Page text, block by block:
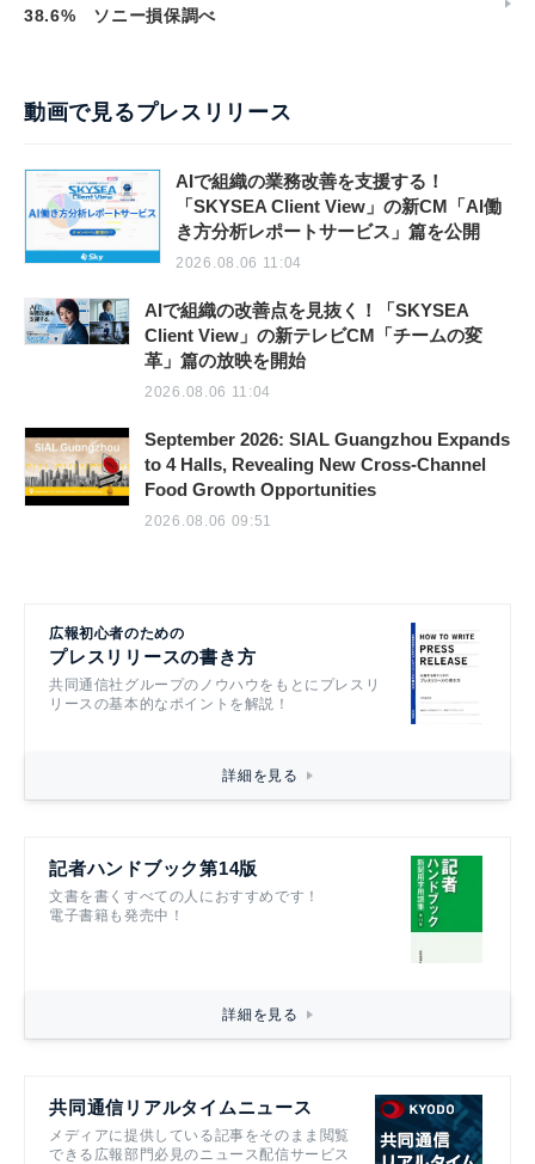
38.6% ソニー損保調べ
動画で見るプレスリリース
AIで組織の業務改善を支援する！
「SKYSEA Client View」の新CM「AI働
き方分析レポートサービス」篇を公開
2026.08.06 11:04
AIで組織の改善点を見抜く！「SKYSEA
Client View」の新テレビCM「チームの変
革」篇の放映を開始
2026.08.06 11:04
September 2026: SIAL Guangzhou Expands
to 4 Halls, Revealing New Cross-Channel
Food Growth Opportunities
2026.08.06 09:51
広報初心者のための
プレスリリースの書き方
共同通信社グループのノウハウをもとにプレスリ
リースの基本的なポイントを解説！
詳細を見る
記者ハンドブック第14版
文書を書くすべての人におすすめです！
電子書籍も発売中！
詳細を見る
共同通信リアルタイムニュース
メディアに提供している記事をそのまま閲覧
できる広報部門必見のニュース配信サービス